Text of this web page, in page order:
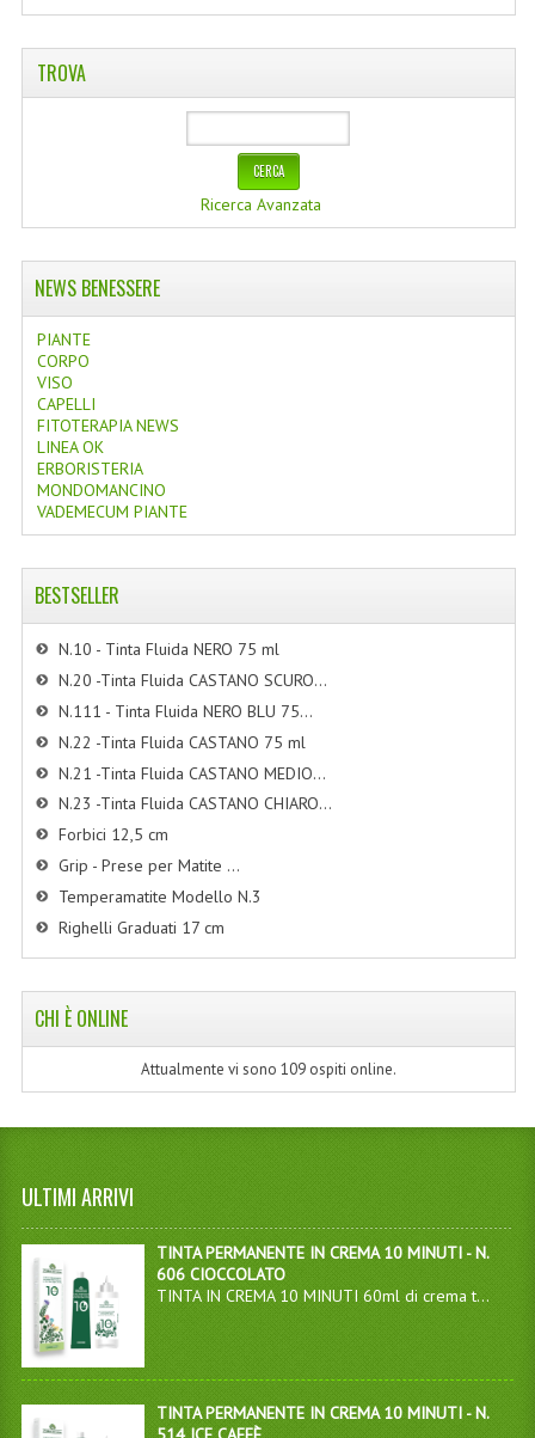
FITOTERAPIA NEWS
LINEA OK
MONDO MANCINO
PINTEREST
TUMBLR
TROVA
Ricerca Avanzata
NEWS BENESSERE
PIANTE
CORPO
VISO
CAPELLI
FITOTERAPIA NEWS
LINEA OK
ERBORISTERIA
MONDOMANCINO
VADEMECUM PIANTE
BESTSELLER
N.10 - Tinta Fluida NERO 75 ml
N.20 -Tinta Fluida CASTANO SCURO...
N.111 - Tinta Fluida NERO BLU 75...
N.22 -Tinta Fluida CASTANO 75 ml
N.21 -Tinta Fluida CASTANO MEDIO...
N.23 -Tinta Fluida CASTANO CHIARO...
Forbici 12,5 cm
Grip - Prese per Matite ...
Temperamatite Modello N.3
Righelli Graduati 17 cm
CHI È ONLINE
Attualmente vi sono 109 ospiti online.
ULTIMI ARRIVI
TINTA PERMANENTE IN CREMA 10 MINUTI - N.
606 CIOCCOLATO
TINTA IN CREMA 10 MINUTI 60ml di crema t...
TINTA PERMANENTE IN CREMA 10 MINUTI - N.